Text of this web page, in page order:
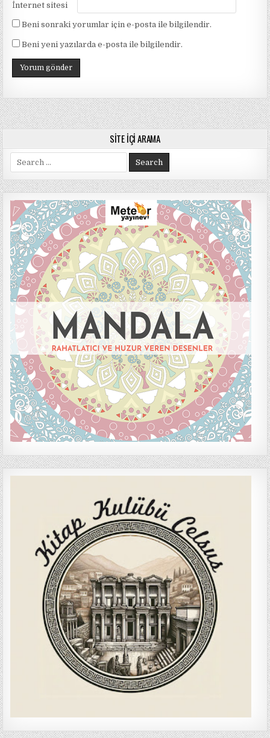
İnternet sitesi
Beni sonraki yorumlar için e-posta ile bilgilendir.
Beni yeni yazılarda e-posta ile bilgilendir.
SITE İÇI ARAMA
Search
for: